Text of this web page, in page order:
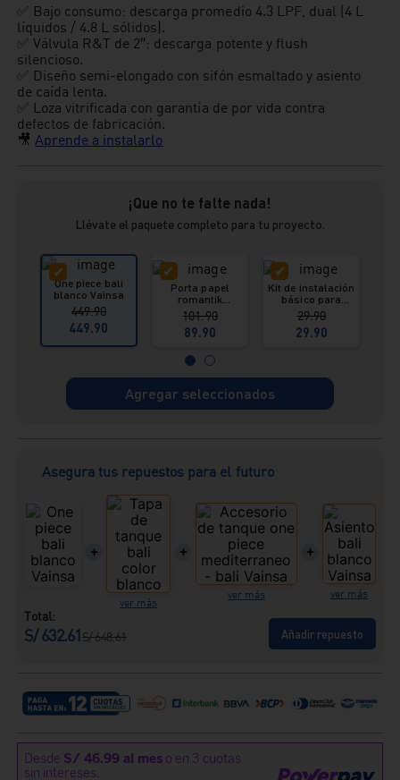
✅ Bajo consumo: descarga promedio 4.3 LPF, dual (4 L
líquidos / 4.8 L sólidos).
✅ Válvula R&T de 2″: descarga potente y flush
silencioso.
✅ Diseño semi-elongado con sifón esmaltado y asiento
de caída lenta.
✅ Loza vitrificada con garantía de por vida contra
defectos de fabricación.
🎥 Aprende a instalarlo
¡Que no te falte nada!
Llévate el paquete completo para tu proyecto.
One piece bali
blanco Vainsa
449.90
449.90
Porta papel
romantik
cromado Vainsa
101.90
89.90
Kit de instalación
básico para
inodoro blanco
Vainsa
29.90
29.90
Agregar seleccionados
Asegura tus repuestos para el futuro
+
ver más
+
ver más
+
ver más
Total:
S/648.61
S/632.61 Añadir repuesto